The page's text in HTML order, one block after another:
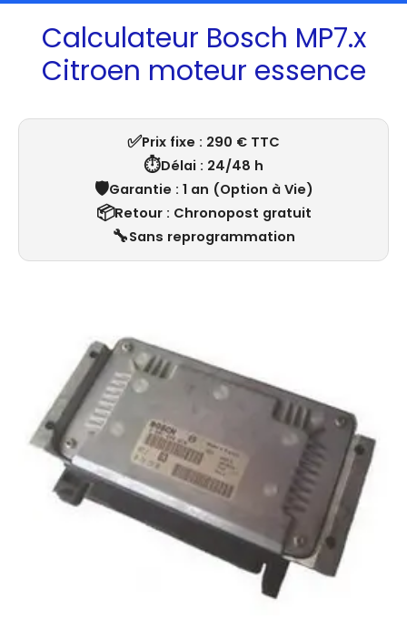
Calculateur Bosch MP7.x
Citroen moteur essence
✅Prix fixe : 290 € TTC
⏱️Délai : 24/48 h
🛡️Garantie : 1 an (Option à Vie)
📦Retour : Chronopost gratuit
🔧Sans reprogrammation